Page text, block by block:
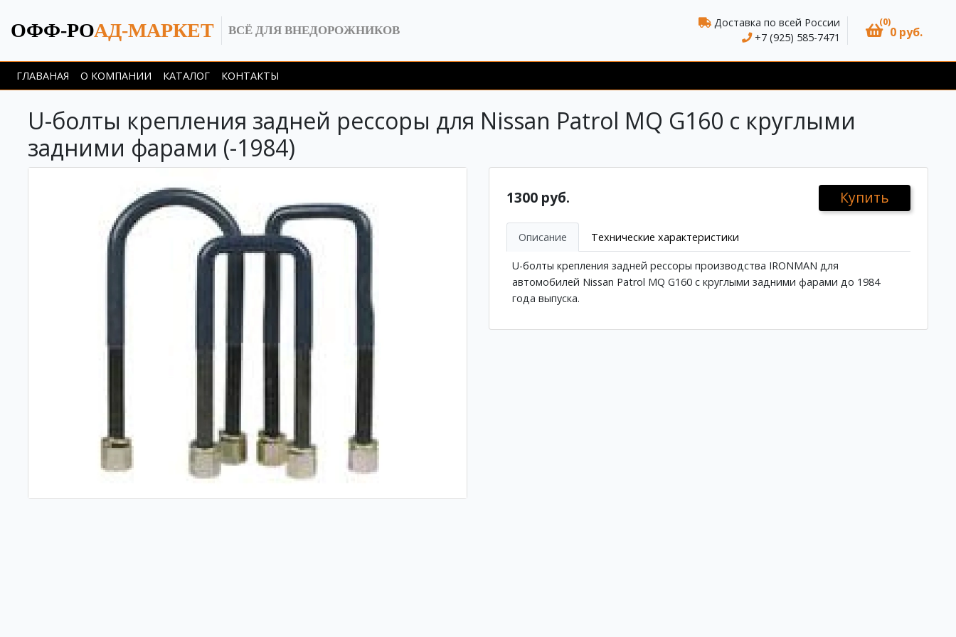
ОФФ-РОАД-МАРКЕТ ВСЁ ДЛЯ ВНЕДОРОЖНИКОВ
Доставка по всей России
+7 (925) 585-7471
(0)
0 руб.
ГЛАВАНАЯ О КОМПАНИИ КАТАЛОГ КОНТАКТЫ
U-болты крепления задней рессоры для Nissan Patrol MQ G160 с круглыми
задними фарами (-1984)
1300 руб. Купить
Описание Технические характеристики
U-болты крепления задней рессоры производства IRONMAN для
автомобилей Nissan Patrol MQ G160 с круглыми задними фарами до 1984
года выпуска.